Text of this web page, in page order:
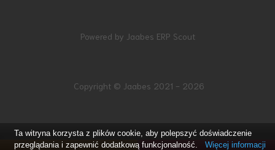
Powered by Jaabes ERP Scout
Copyright © Jaabes 2021 - 2026
Jaabes Sp. z o.o. All rights reserved
Ta witryna korzysta z plików cookie, aby polepszyć doświadczenie
przeglądania i zapewnić dodatkową funkcjonalność.
Więcej informacji